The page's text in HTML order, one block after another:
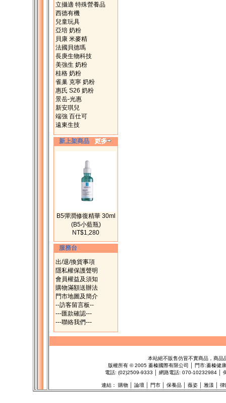
立攝適 特殊營養品
西德有機
兒童玩具
亞培 奶粉
貝康 米麥精
法國貝德瑪
長庚生物科技
美強生 奶粉
桂格 奶粉
雀巢 克寧 奶粉
惠氏 S26 奶粉
景岳-光惠
新安琪兒
端強 百仕可
遠東生技
新上架商品
B5彈潤修復精華 30ml
(B5小藍瓶)
NT$1,280
服務台
出/退/換貨事項
隱私權保護聲明
會員權益及須知
購物滿額送辦法
門市地圖及簡介
--訪客留言板--
---匯款確認---
---聯絡我們---
本站絕不販售仿冒不實商品，商品
版權所有 ©2005 蓁榛國際有限公司 │ 門市:蓁榛健
電話: (02)2509-9333 │ 網路電話: 070-10232984 │
連結： 購物│ 論壇│ 門市│ 保養品│ 薇姿│ 雅漾 律